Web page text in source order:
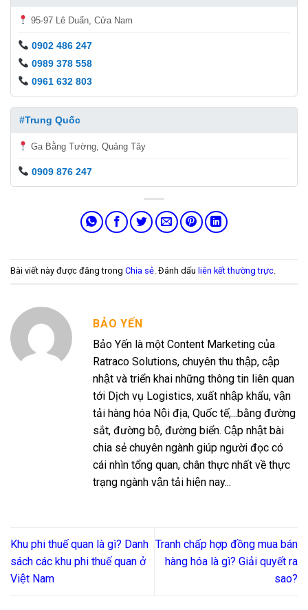
95-97 Lê Duẩn, Cửa Nam
0902 486 247
0989 378 558
0961 632 803
#Trung Quốc
Ga Bằng Tường, Quảng Tây
0909 876 247
Bài viết này được đăng trong Chia sẻ. Đánh dấu liên kết thường trực.
BẢO YẾN
Bảo Yến là một Content Marketing của
Ratraco Solutions, chuyên thu thập, cập
nhật và triển khai những thông tin liên quan
tới Dịch vụ Logistics, xuất nhập khẩu, vận
tải hàng hóa Nội địa, Quốc tế,...bằng đường
sắt, đường bộ, đường biển. Cập nhật bài
chia sẻ chuyên ngành giúp người đọc có
cái nhìn tổng quan, chân thực nhất về thực
trạng ngành vận tải hiện nay...
Khu phi thuế quan là gì? Danh
sách các khu phi thuế quan ở
Việt Nam
Tranh chấp hợp đồng mua bán
hàng hóa là gì? Giải quyết ra
sao?